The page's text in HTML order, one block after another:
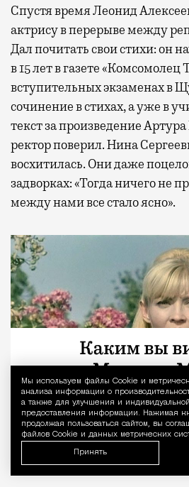
Спустя время Леонид
актрису в перерыве между
Дал почитать свои стихи: он
в 15 лет в газете
вступительных экзаменах в
сочинение в стихах, а уже в
текст за произведение
ректор поверил. Нина
восхитилась. Они даже
задворках: «Тогда ничего не
между нами все стало ясно».
В фильме «Белый рояль», 1968
Мы используем файлы Сookie и
анализа информации о
а также для улучшения и
предоставления информации. Нажимая
продолжая пользоваться сайтом, вы
файлов Cookie и данных метрических
Принять